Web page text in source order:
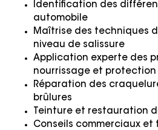
Identification des
automobile
Maîtrise des techniques
niveau de salissure
Application experte des
nourrissage et protection
Réparation des
brûlures
Teinture et restauration
Conseils commerciaux